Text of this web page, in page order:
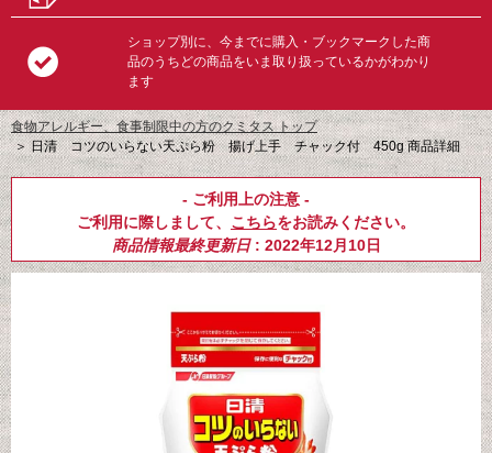
ショップ別に、今までに購入・ブックマークした商
品のうちどの商品をいま取り扱っているかがわかり
ます
食物アレルギー、食事制限中の方のクミタス トップ
＞日清 コツのいらない天ぷら粉 揚げ上手 チャック付 450g 商品詳細
- ご利用上の注意 -
ご利用に際しまして、 こちらをお読みください。
商品情報最終更新日: 2022年12月10日